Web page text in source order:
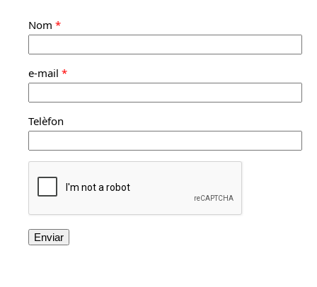
Nom *
e-mail *
Telèfon